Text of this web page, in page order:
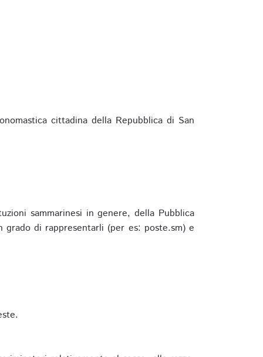
cittadina della Repubblica di San
sammarinesi in genere, della Pubblica
di rappresentarli (per es: poste.sm) e